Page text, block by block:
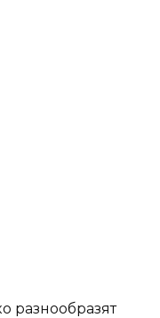
разнообразят